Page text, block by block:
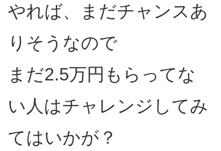
やれば、まだチャンスあ
りそうなので
まだ2.5万円もらってな
い人はチャレンジしてみ
てはいかが？